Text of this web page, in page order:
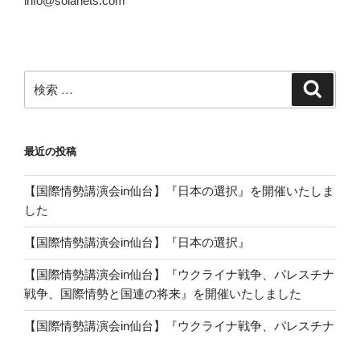
索:
最近の投稿
【国際情勢講演会in仙台】『日本の選択』を開催いたしま
した
【国際情勢講演会in仙台】『日本の選択』
【国際情勢講演会in仙台】『ウクライナ戦争、パレスチナ
戦争、国際情勢と国連の将来』を開催いたしました
【国際情勢講演会in仙台】『ウクライナ戦争、パレスチナ